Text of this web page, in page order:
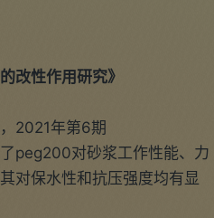
改性作用研究》
2021年第6期
peg200对砂浆工作性能、力
对保水性和抗压强度均有显